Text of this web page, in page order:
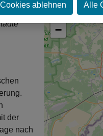
der
nach
+
−
ablehnen Alle